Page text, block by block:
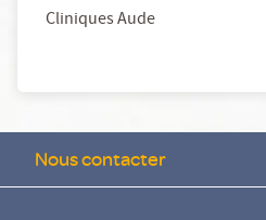
Cliniques Aude
Nous contacter